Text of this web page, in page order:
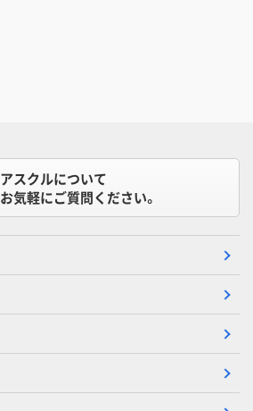
アスクルについて
お気軽にご質問ください。